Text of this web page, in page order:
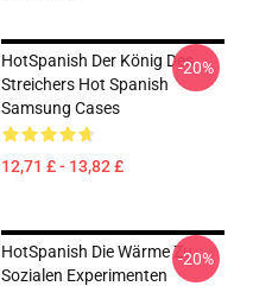
HotSpanish Der König Des
Streichers Hot Spanish
Samsung Cases
12,71 £ - 13,82 £
-20%
HotSpanish Die Wärme Zu
Sozialen Experimenten
-20%